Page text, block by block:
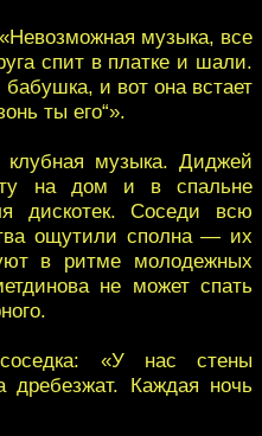
музыка, все
спит в платке и шали.
и вот она встает
ты его“».
музыка. Диджей
на дом и в спальне
дискотек. Соседи всю
ощутили сполна — их
в ритме молодежных
не может спать
«У нас стены
дребезжат. Каждая ночь